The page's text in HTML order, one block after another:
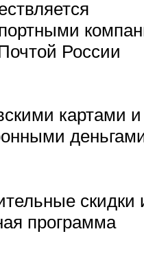
России
картами и
скидки
программа